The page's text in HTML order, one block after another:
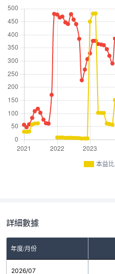
本益比
詳細數據
年度/月份
2026/07